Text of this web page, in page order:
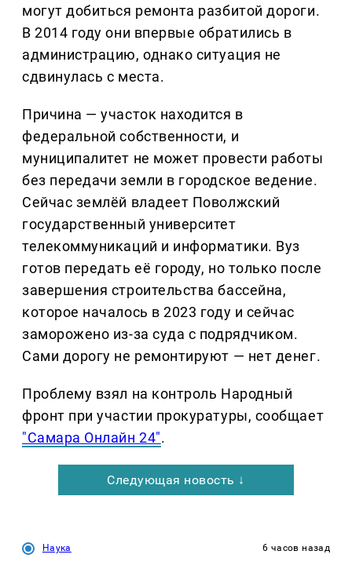
могут добиться ремонта разбитой дороги.
В 2014 году они впервые обратились в
администрацию, однако ситуация не
сдвинулась с места.
Причина — участок находится в
федеральной собственности, и
муниципалитет не может провести работы
без передачи земли в городское ведение.
Сейчас землёй владеет Поволжский
государственный университет
телекоммуникаций и информатики. Вуз
готов передать её городу, но только после
завершения строительства бассейна,
которое началось в 2023 году и сейчас
заморожено из-за суда с подрядчиком.
Сами дорогу не ремонтируют — нет денег.
Проблему взял на контроль Народный
фронт при участии прокуратуры, сообщает
"Самара Онлайн 24".
Следующая новость ↓
Наука 6 часов назад